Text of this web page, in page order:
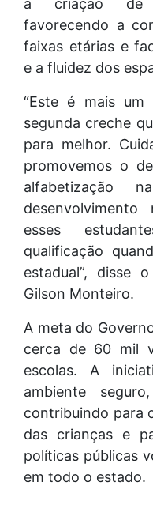
a criação de
favorecendo a
faixas etárias e
e a fluidez dos
“Este é mais um
segunda creche
para melhor.
promovemos o
esses
qualificação
estadual”, disse
Gilson Monteiro.
A meta do
cerca de 60 mil
escolas. A
ambiente
contribuindo para
das crianças e
políticas públicas
em todo o estado.